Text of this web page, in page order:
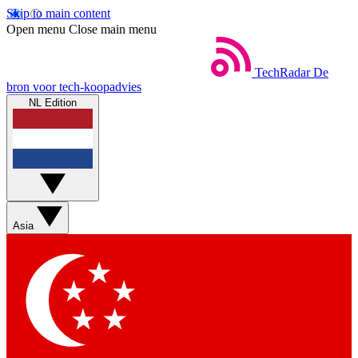
Skip to main content
Open menu Close main menu
TechRadar De
bron voor tech-koopadvies
NL Edition
Asia